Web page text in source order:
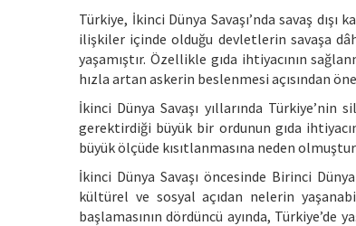
Türkiye, İkinci Dünya Savaşı’nda savaş
ilişkiler içinde olduğu devletlerin savaşa
yaşamıştır. Özellikle gıda ihtiyacının
hızla artan askerin beslenmesi açısından
İkinci Dünya Savaşı yıllarında
gerektirdiği büyük bir ordunun gıda
büyük ölçüde kısıtlanmasına neden
İkinci Dünya Savaşı öncesinde Birinci
kültürel ve sosyal açıdan nelerin
başlamasının dördüncü ayında, Türkiye’de